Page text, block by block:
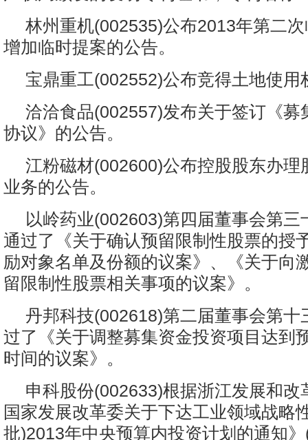
林州重机(002535)公布2013年第二
增加临时提案的公告。
宝鼎重工(002552)公布竞得土地使用
洽洽食品(002557)发布关于签订《募
协议》的公告。
江粉磁材(002600)公布控股股东办理
业务的公告。
以岭药业(002603)第四届董事会第三
通过了《关于确认预留限制性股票的授
励对象名单及份额的议案》、《关于向
留限制性股票相关事项的议案》。
丹邦科技(002618)第二届董事会第十
过了《关于调整募集资金投资项目达到
时间的议案》。
申科股份(002633)根据浙江发展和改
国家发展改革委关于下达工业领域战略
批)2013年中央预算内投资计划的通知